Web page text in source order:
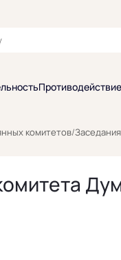
комитетов/